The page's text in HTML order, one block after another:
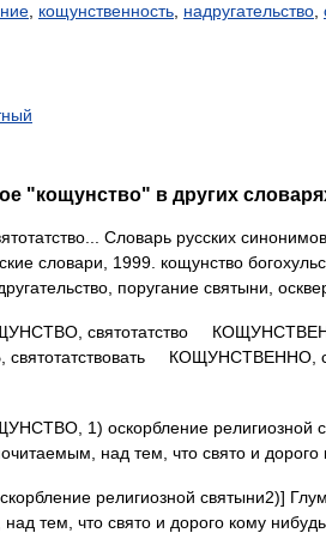
кощунственность надругательство
"кощунство" в других
Словарь русских
словари, 1999. кощунство
поругание святыни,
святотатство
КОЩУНСТВЕННО,
1) оскорбление религиозной
над тем, что свято и
религиозной святыни2)]
над тем, что свято и дорого кому